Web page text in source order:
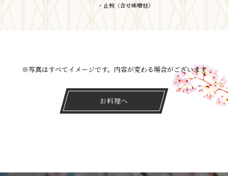
・止椀（合せ味噌他）
※写真はすべてイメージです。内容が変わる場合がございます
お料理へ